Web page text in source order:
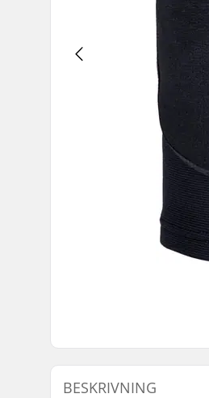
BESKRIVNING